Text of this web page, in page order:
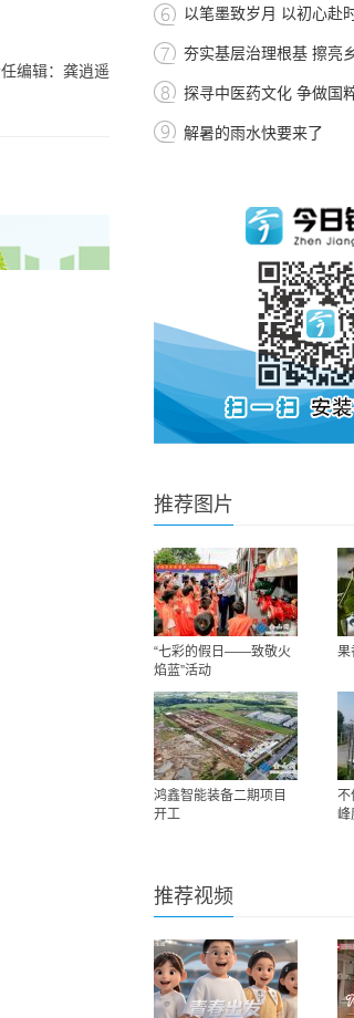
编辑：龚逍遥
以笔墨致岁月 以初心赴
夯实基层治理根基 擦亮
探寻中医药文化 争做国
解暑的雨水快要来了
推荐图片
“七彩的假日——致敬火
焰蓝”活动
果
鸿鑫智能装备二期项目
开工
不
峰
推荐视频